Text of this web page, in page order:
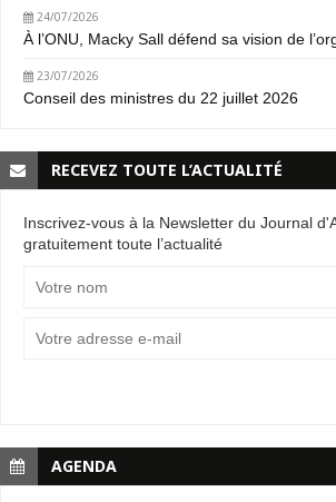
24/07/2026
À l’ONU, Macky Sall défend sa vision de
23/07/2026
Conseil des ministres du 22 juillet 2026
RECEVEZ TOUTE L’ACTUALITÉ
Inscrivez-vous à la Newsletter du Journal
gratuitement toute l’actualité
AGENDA